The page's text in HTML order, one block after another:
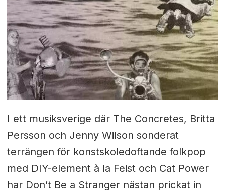
I ett musiksverige där The Concretes, Britta
Persson och Jenny Wilson sonderat
terrängen för konstskoledoftande folkpop
med DIY-element à la Feist och Cat Power
har Don’t Be a Stranger nästan prickat in